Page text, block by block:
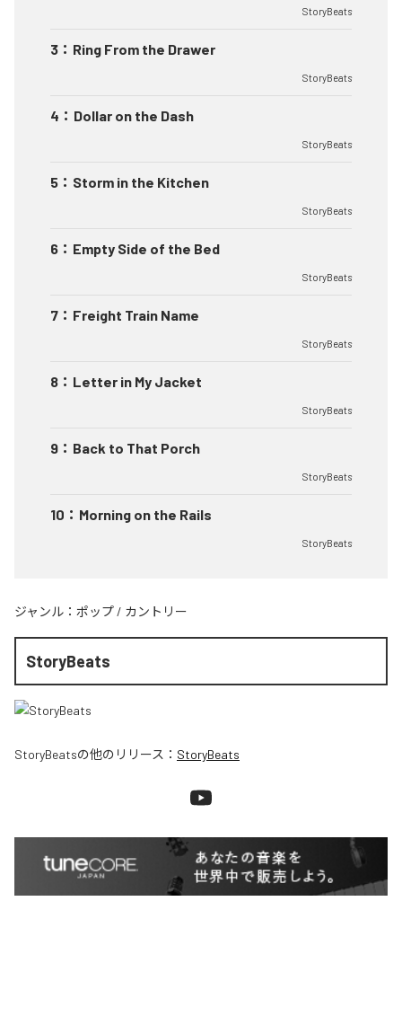
StoryBeats
3 ： Ring From the Drawer
StoryBeats
4 ： Dollar on the Dash
StoryBeats
5 ： Storm in the Kitchen
StoryBeats
6 ： Empty Side of the Bed
StoryBeats
7 ： Freight Train Name
StoryBeats
8 ： Letter in My Jacket
StoryBeats
9 ： Back to That Porch
StoryBeats
10 ： Morning on the Rails
StoryBeats
ジャンル： ポップ / カントリー
StoryBeats
StoryBeatsの他のリリース： StoryBeats